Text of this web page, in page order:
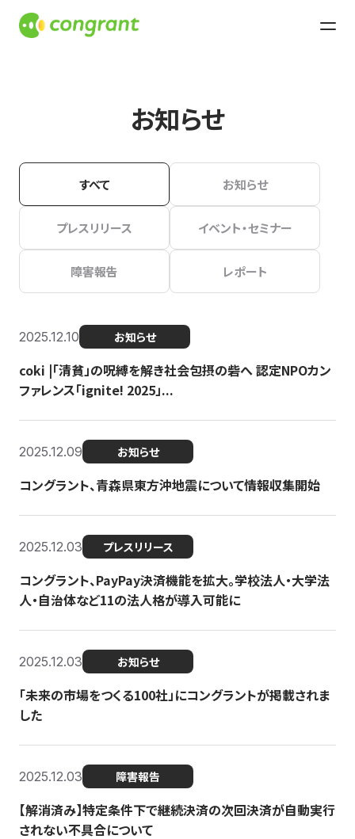
お知らせ
すべて お知らせ
プレスリリース イベント・セミナー
障害報告 レポート
2025.12.10 お知らせ
coki |「清貧」の呪縛を解き社会包摂の砦へ 認定NPOカン
ファレンス「ignite! 2025」...
2025.12.09 お知らせ
コングラント、青森県東方沖地震について情報収集開始
2025.12.03 プレスリリース
コングラント、PayPay決済機能を拡大。学校法人・大学法
人・自治体など11の法人格が導入可能に
2025.12.03 お知らせ
「未来の市場をつくる100社」にコングラントが掲載されま
した
2025.12.03 障害報告
【解消済み】特定条件下で継続決済の次回決済が自動実行
されない不具合について